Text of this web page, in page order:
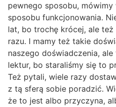
pewnego sposobu, mówimy
sposobu funkcjonowania.
lat, bo trochę krócej, ale
razu. I mamy też takie
naszego doświadczenia,
lektur, bo staraliśmy się to
Też pytali, wiele razy
z tą sferą sobie poradzić.
że to jest albo przyczyna,